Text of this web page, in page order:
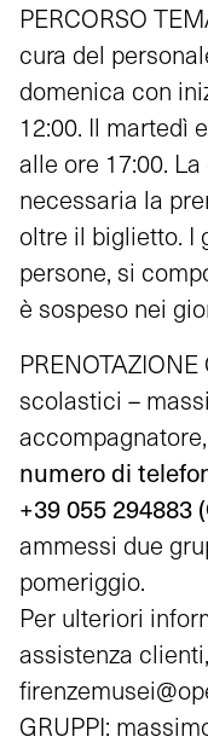
PERCORSO
cura del
domenica con
12:00. Il martedì
alle ore 17:00.
necessaria la
oltre il biglietto. I
persone, si
è sospeso nei
scolastici –
accompagnatore,
numero di
+39 055 294883
ammessi due
pomeriggio.
Per ulteriori
assistenza
GRUPPI: